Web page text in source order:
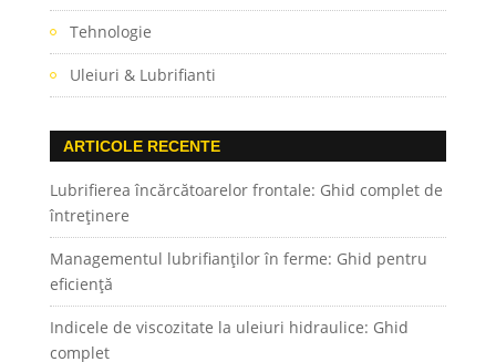
Tehnologie
Uleiuri & Lubrifianti
ARTICOLE RECENTE
Lubrifierea încărcătoarelor frontale: Ghid complet de
întreținere
Managementul lubrifianților în ferme: Ghid pentru
eficiență
Indicele de viscozitate la uleiuri hidraulice: Ghid
complet